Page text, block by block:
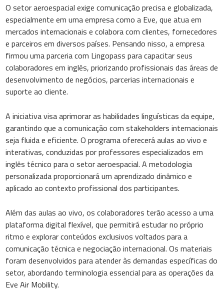
O setor aeroespacial exige comunicação precisa e globalizada,
especialmente em uma empresa como a Eve, que atua em
mercados internacionais e colabora com clientes, fornecedores
e parceiros em diversos países. Pensando nisso, a empresa
firmou uma parceria com Lingopass para capacitar seus
colaboradores em inglês, priorizando profissionais das áreas de
desenvolvimento de negócios, parcerias internacionais e
suporte ao cliente.
A iniciativa visa aprimorar as habilidades linguísticas da equipe,
garantindo que a comunicação com stakeholders internacionais
seja fluida e eficiente. O programa oferecerá aulas ao vivo e
interativas, conduzidas por professores especializados em
inglês técnico para o setor aeroespacial. A metodologia
personalizada proporcionará um aprendizado dinâmico e
aplicado ao contexto profissional dos participantes.
Além das aulas ao vivo, os colaboradores terão acesso a uma
plataforma digital flexível, que permitirá estudar no próprio
ritmo e explorar conteúdos exclusivos voltados para a
comunicação técnica e negociação internacional. Os materiais
foram desenvolvidos para atender às demandas específicas do
setor, abordando terminologia essencial para as operações da
Eve Air Mobility.